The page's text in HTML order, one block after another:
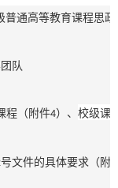
普通高等教育课程思
队
程 （ 附件4）、 校级课
号文件的具体要求（附